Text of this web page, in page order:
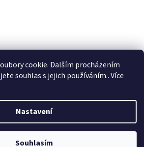
cookie. Dalším procházením
souhlas s jejich používáním.. Více
Nastavení
Souhlasím
AUTÍČKÁRNA. Všechna práva
vyhrazena.